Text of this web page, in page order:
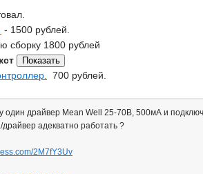
- 1500 рублей.
сборку 1800 рублей
700 рублей.
один драйвер Mean Well 25-70В, 500мА и
драйвер адекватно работать ?
2M7fY3Uv